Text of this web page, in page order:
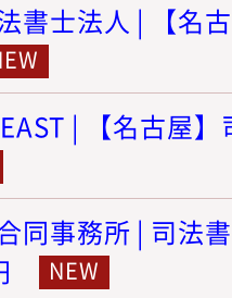
書士法人 | 【名
| 【名古屋
同事務所 | 司法